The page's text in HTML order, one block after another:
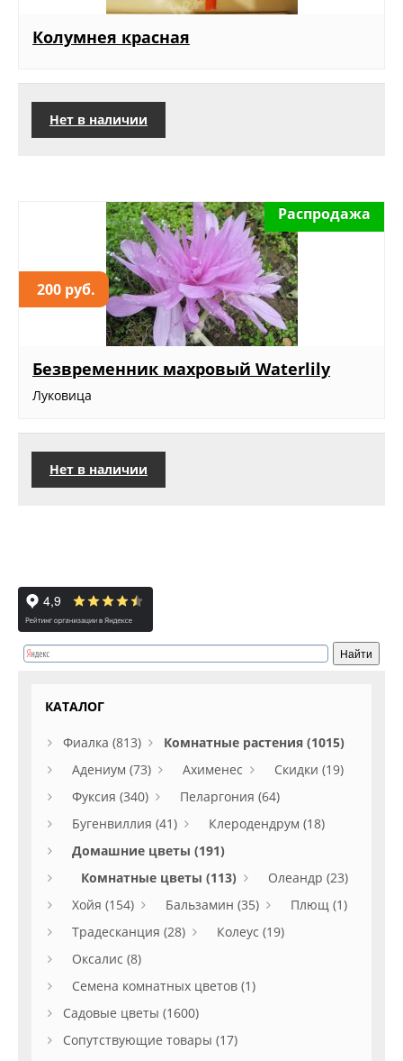
Колумнея красная
Нет в наличии
200 руб.
Распродажа
Безвременник махровый Waterlily
Луковица
Нет в наличии
КАТАЛОГ
Фиалка (813)
Комнатные растения (1015)
Адениум (73)
Ахименес
Скидки (19)
Фуксия (340)
Пеларгония (64)
Бугенвиллия (41)
Клеродендрум (18)
Домашние цветы (191)
Комнатные цветы (113)
Олеандр (23)
Хойя (154)
Бальзамин (35)
Плющ (1)
Традесканция (28)
Колеус (19)
Оксалис (8)
Семена комнатных цветов (1)
Садовые цветы (1600)
Сопутствующие товары (17)